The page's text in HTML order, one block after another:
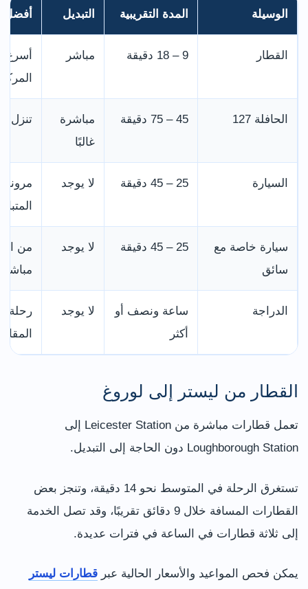
الوسيلة المدة التقريبية التبديل أفضل
القطار 9 – 18 دقيقة مباشر
أسرع
الحافلة 127 45 – 75 دقيقة
مباشرة
غالبًا
تنزل
السيارة 25 – 45 دقيقة لا يوجد
مرونة
سيارة خاصة مع
سائق
25 – 45 دقيقة لا يوجد
من
الدراجة
ساعة ونصف أو
أكثر
لا يوجد
رحلة
القطار من ليستر إلى لوروغ
تعمل قطارات مباشرة من Leicester Station إلى
Loughborough Station دون الحاجة إلى التبديل.
تستغرق الرحلة في المتوسط نحو 14 دقيقة، وتنجز بعض
القطارات المسافة خلال 9 دقائق تقريبًا، وقد تصل الخدمة
إلى ثلاثة قطارات في الساعة في فترات عديدة.
يمكن فحص المواعيد والأسعار الحالية عبر قطارات ليستر